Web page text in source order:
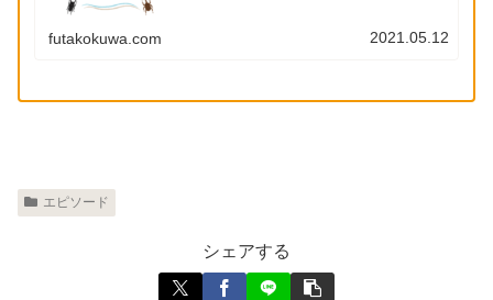
futakokuwa.com 2021.05.12
エピソード
シェアする